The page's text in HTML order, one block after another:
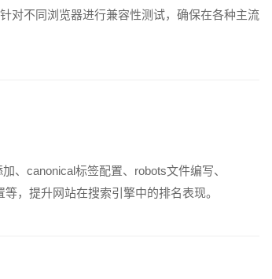
对不同浏览器进行兼容性测试，确保在各种主流
、canonical标签配置、robots文件编写、
，提升网站在搜索引擎中的排名表现。